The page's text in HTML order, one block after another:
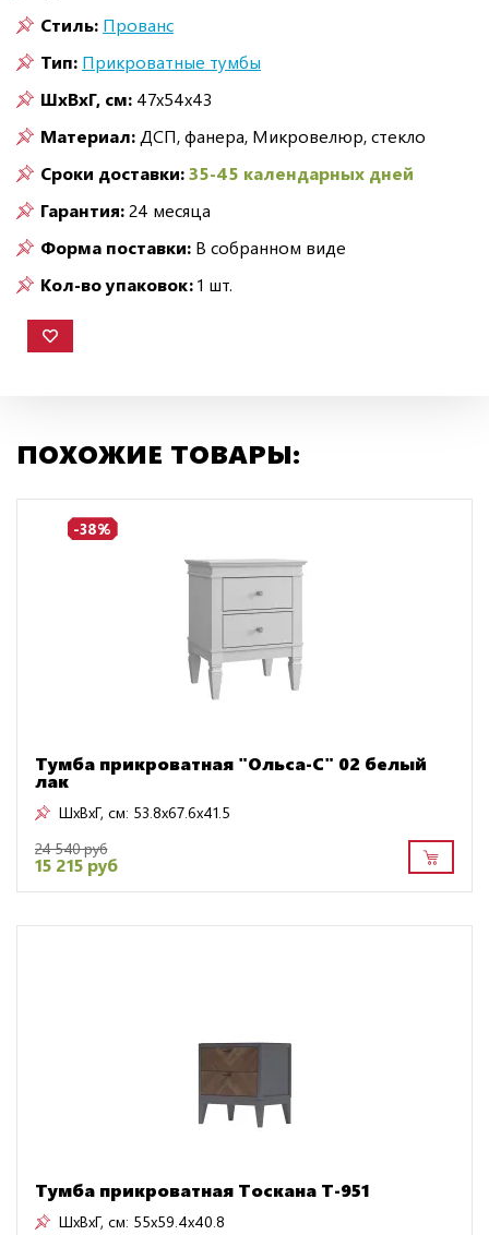
Стиль: Прованс
Тип: Прикроватные тумбы
ШxВxГ, см: 47x54x43
Материал: ДСП, фанера, Микровелюр, стекло
Сроки доставки:35-45 календарных дней
Гарантия:24 месяца
Форма поставки: В собранном виде
Кол-во упаковок:1 шт.
ПОХОЖИЕ ТОВАРЫ:
-38%
Тумба прикроватная "Ольса-С" 02 белый
лак
ШxВxГ, см: 53.8x67.6x41.5
24 540 руб
15 215 руб
Тумба прикроватная Тоскана Т-951
ШxВxГ, см: 55x59.4x40.8